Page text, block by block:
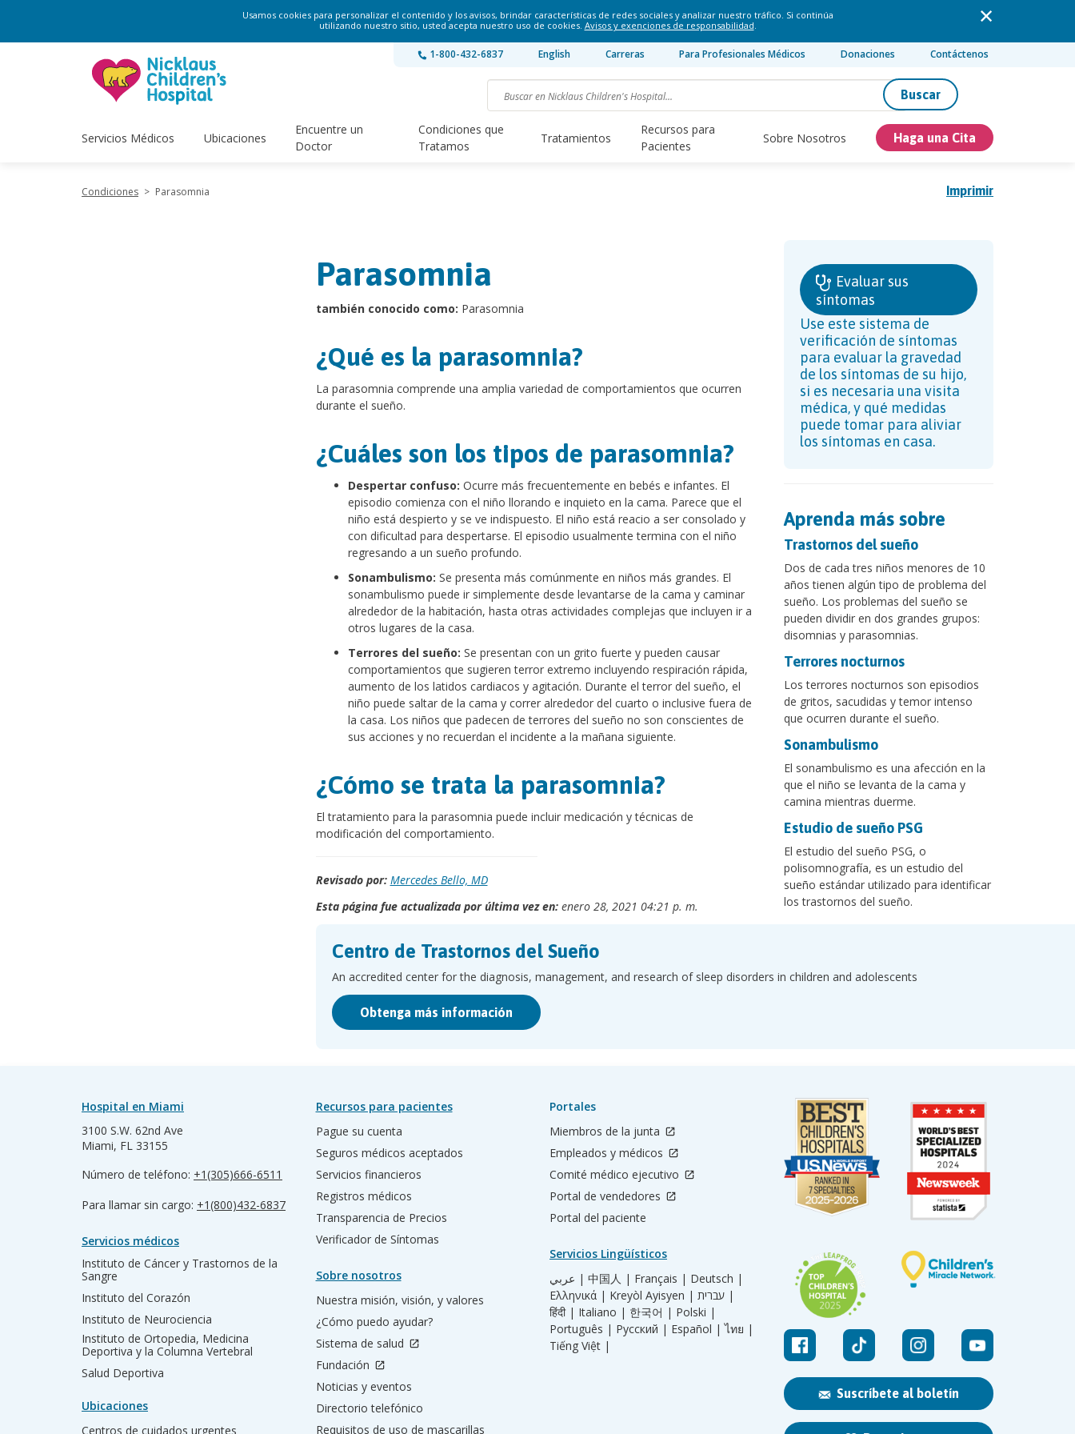
Usamos cookies para personalizar el contenido y los avisos, brindar características de redes sociales y analizar nuestro tráfico. Si continúa
utilizando nuestro sitio, usted acepta nuestro uso de cookies. Avisos y exenciones de responsabilidad.
1-800-432-6837 English Carreras Para Profesionales Médicos Donaciones Contáctenos
Buscar
Servicios Médicos Ubicaciones
Encuentre un
Doctor
Condiciones que
Tratamos
Tratamientos
Recursos para
Pacientes
Sobre Nosotros Haga una Cita
Imprimir
Condiciones > Parasomnia
Parasomnia
también conocido como: Parasomnia
¿Qué es la parasomnia?
La parasomnia comprende una amplia variedad de comportamientos que ocurren
durante el sueño.
¿Cuáles son los tipos de parasomnia?
Despertar confuso: Ocurre más frecuentemente en bebés e infantes. El
episodio comienza con el niño llorando e inquieto en la cama. Parece que el
niño está despierto y se ve indispuesto. El niño está reacio a ser consolado y
con dificultad para despertarse. El episodio usualmente termina con el niño
regresando a un sueño profundo.
Sonambulismo: Se presenta más comúnmente en niños más grandes. El
sonambulismo puede ir simplemente desde levantarse de la cama y caminar
alrededor de la habitación, hasta otras actividades complejas que incluyen ir a
otros lugares de la casa.
Terrores del sueño: Se presentan con un grito fuerte y pueden causar
comportamientos que sugieren terror extremo incluyendo respiración rápida,
aumento de los latidos cardiacos y agitación. Durante el terror del sueño, el
niño puede saltar de la cama y correr alrededor del cuarto o inclusive fuera de
la casa. Los niños que padecen de terrores del sueño no son conscientes de
sus acciones y no recuerdan el incidente a la mañana siguiente.
¿Cómo se trata la parasomnia?
El tratamiento para la parasomnia puede incluir medicación y técnicas de
modificación del comportamiento.
Revisado por: Mercedes Bello, MD
Esta página fue actualizada por última vez en:enero 28, 2021 04:21 p. m.
Centro de Trastornos del Sueño
An accredited center for the diagnosis, management, and research of sleep disorders in children and adolescents
Obtenga más información
Evaluar sus
síntomas
Use este sistema de
verificación de síntomas
para evaluar la gravedad
de los síntomas de su hijo,
si es necesaria una visita
médica, y qué medidas
puede tomar para aliviar
los síntomas en casa.
Aprenda más sobre
Trastornos del sueño
Dos de cada tres niños menores de 10
años tienen algún tipo de problema del
sueño. Los problemas del sueño se
pueden dividir en dos grandes grupos:
disomnias y parasomnias.
Terrores nocturnos
Los terrores nocturnos son episodios
de gritos, sacudidas y temor intenso
que ocurren durante el sueño.
Sonambulismo
El sonambulismo es una afección en la
que el niño se levanta de la cama y
camina mientras duerme.
Estudio de sueño PSG
El estudio del sueño PSG, o
polisomnografía, es un estudio del
sueño estándar utilizado para identificar
los trastornos del sueño.
Suscríbete al boletín
Hospital en Miami
3100 S.W. 62nd Ave
Miami, FL 33155
Número de teléfono: +1(305)666-6511
Para llamar sin cargo: +1(800)432-6837
Servicios médicos
Instituto de Cáncer y Trastornos de la
Sangre
Instituto del Corazón
Instituto de Neurociencia
Instituto de Ortopedia, Medicina
Deportiva y la Columna Vertebral
Salud Deportiva
Ubicaciones
Centros de cuidados urgentes
Recursos para pacientes
Pague su cuenta
Seguros médicos aceptados
Servicios financieros
Registros médicos
Transparencia de Precios
Verificador de Síntomas
Sobre nosotros
Nuestra misión, visión, y valores
¿Cómo puedo ayudar?
Sistema de salud
Fundación
Noticias y eventos
Directorio telefónico
Requisitos de uso de mascarillas
Portales
Miembros de la junta
Empleados y médicos
Comité médico ejecutivo
Portal de vendedores
Portal del paciente
Servicios Lingüísticos
عربي | 中国人 | Français | Deutsch |
Ελληνικά | Kreyòl Ayisyen |
עברית |
हिंदी | Italiano | 한국어 | Polski |
Português | Русский | Español | ไทย |
Tiếng Việt |